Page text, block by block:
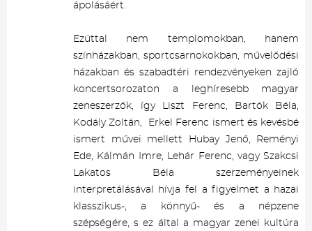
ápolásáért.
Ezúttal nem templomokban, hanem
színházakban, sportcsarnokokban, művelődési
házakban és szabadtéri rendezvényeken zajló
koncertsorozaton a leghíresebb magyar
zeneszerzők, így Liszt Ferenc, Bartók Béla,
Kodály Zoltán, Erkel Ferenc ismert és kevésbé
ismert művei mellett Hubay Jenő, Reményi
Ede, Kálmán Imre, Lehár Ferenc, vagy Szakcsi
Lakatos Béla szerzeményeinek
interpretálásával hívja fel a figyelmet a hazai
klasszikus-, a könnyű- és a népzene
szépségére, s ez által a magyar zenei kultúra